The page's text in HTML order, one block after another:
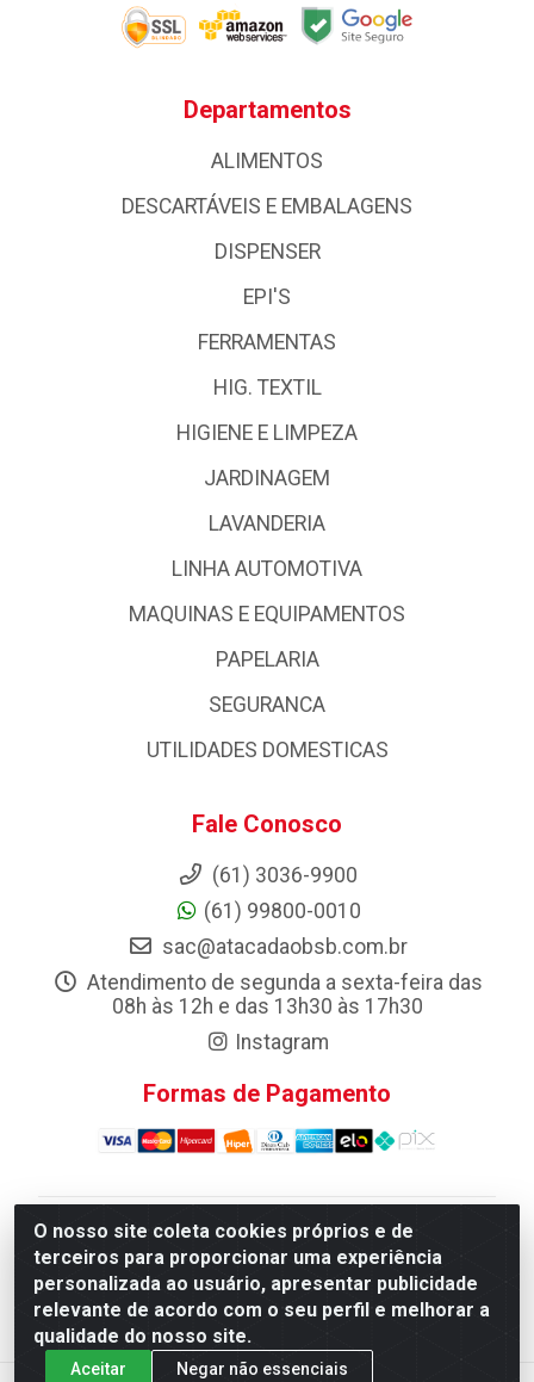
O nosso site coleta cookies próprios e de
terceiros para proporcionar uma experiência
personalizada ao usuário, apresentar publicidade
relevante de acordo com o seu perfil e melhorar a
qualidade do nosso site.
Aceitar Negar não essenciais
Departamentos
ALIMENTOS
DESCARTÁVEIS E EMBALAGENS
DISPENSER
EPI'S
FERRAMENTAS
HIG. TEXTIL
HIGIENE E LIMPEZA
JARDINAGEM
LAVANDERIA
LINHA AUTOMOTIVA
MAQUINAS E EQUIPAMENTOS
PAPELARIA
SEGURANCA
UTILIDADES DOMESTICAS
Fale Conosco
(61) 3036-9900
(61) 99800-0010
sac@atacadaobsb.com.br
Atendimento de segunda a sexta-feira das
08h às 12h e das 13h30 às 17h30
Instagram
Formas de Pagamento
Atacadao da Limpeza F. Pereira Queiroz Comercio e
Distribuicao LTDA - Quadra Qi 10 Lotes 39 e, 41 - Setor
Industrial (Taguatinga), Brasília/DF - CEP 72.135-100 -
CNPJ 13.184.675/0001-80